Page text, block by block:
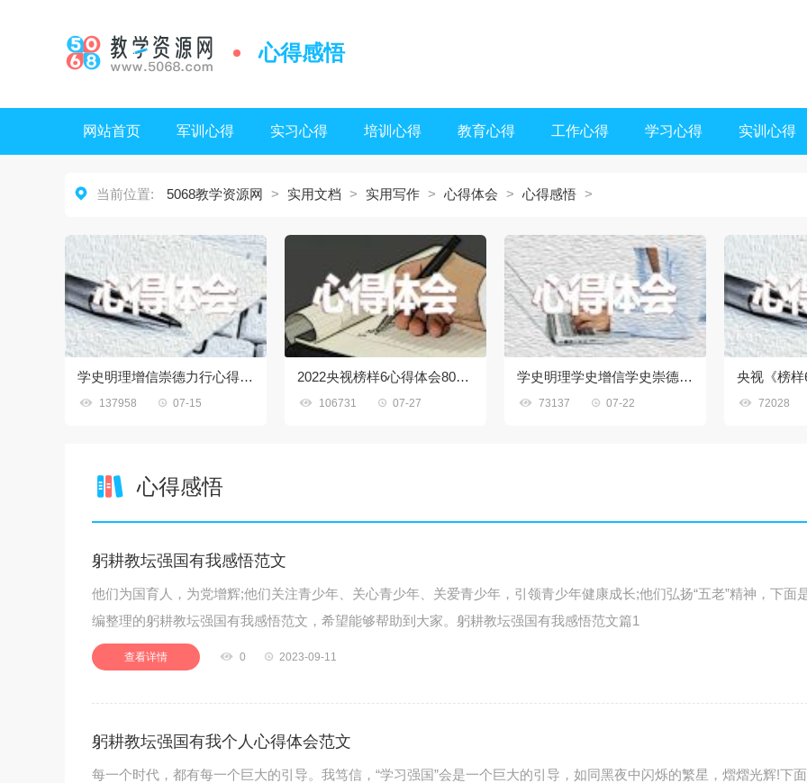
心得感悟
网站首页 军训心得 实习心得 培训心得 教育心得 工作心得 学习心得 实训心得
 当前位置: 5068教学资源网 > 实用文档 > 实用写作 > 心得体会 > 心得感悟 >
学史明理增信崇德力行心得1000字
 137958  07-15
2022央视榜样6心得体会800字10篇
 106731  07-27
学史明理学史增信学史崇德学史力行的感悟
 73137  07-22  72028
心得感悟
躬耕教坛强国有我感悟范文
他们为国育人，为党增辉;他们关注青少年、关心青少年、关爱青少年，引领青少年健康成长;他们弘扬“五老”精神，下面
编整理的躬耕教坛强国有我感悟范文，希望能够帮助到大家。躬耕教坛强国有我感悟范文篇1
查看详情  0  2023-09-11
躬耕教坛强国有我个人心得体会范文
每一个时代，都有每一个巨大的引导。我笃信，“学习强国”会是一个巨大的引导，如同黑夜中闪烁的繁星，熠熠光辉!下